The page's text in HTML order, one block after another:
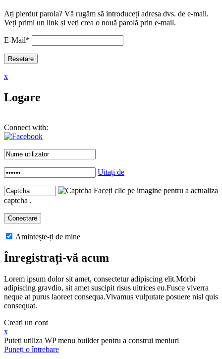
Ați pierdut parola? Vă rugăm să introduceți adresa dvs. de e-mail.
Veți primi un link și veți crea o nouă parolă prin e-mail.
E-Mail*
x
Logare
Connect with:
Uitați de
Faceți clic pe imagine pentru a actualiza
captcha .
Amintește-ți de mine
Înregistrați-vă acum
Lorem ipsum dolor sit amet, consectetur adipiscing elit.Morbi
adipiscing gravdio, sit amet suscipit risus ultrices eu.Fusce viverra
neque at purus laoreet consequa.Vivamus vulputate posuere nisl quis
consequat.
Creați un cont
x
Puteți utiliza WP menu builder pentru a construi meniuri
Puneți o întrebare